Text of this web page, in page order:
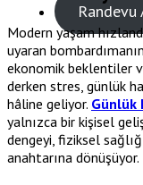
Randevu
Modern yaşam
uyaran
ekonomik beklentiler
derken stres, günlük
hâline geliyor. Günlük
yalnızca bir kişisel
dengeyi, fiziksel
anahtarına dönüşüyor.